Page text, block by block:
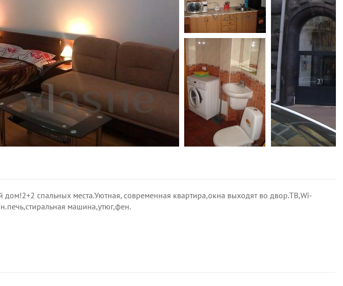
дом!2+2 спальных места.Уютная, современная квартира,окна выходят во двор.ТВ,Wi-
машина,утюг,фен.